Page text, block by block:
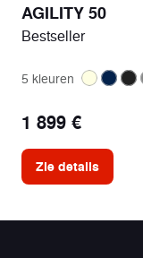
AGILITY 50
Bestseller
5 kleuren
1 899 €
Zie details